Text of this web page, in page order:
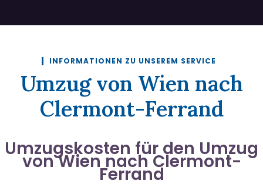
INFORMATIONEN ZU UNSEREM SERVICE
Umzug von Wien nach
Clermont-Ferrand
Umzugskosten für den Umzug
von Wien nach Clermont-
Ferrand